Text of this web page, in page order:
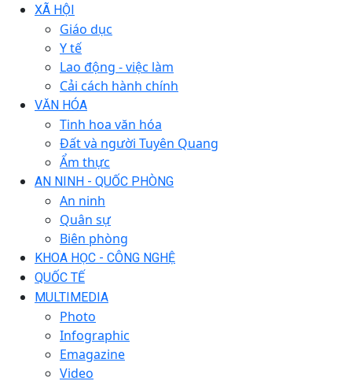
XÃ HỘI
Giáo dục
Y tế
Lao động - việc làm
Cải cách hành chính
VĂN HÓA
Tinh hoa văn hóa
Đất và người Tuyên Quang
Ẩm thực
AN NINH - QUỐC PHÒNG
An ninh
Quân sự
Biên phòng
KHOA HỌC - CÔNG NGHỆ
QUỐC TẾ
MULTIMEDIA
Photo
Infographic
Emagazine
Video